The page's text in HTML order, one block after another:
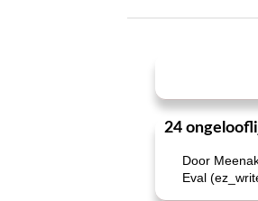
24
Door
Eval